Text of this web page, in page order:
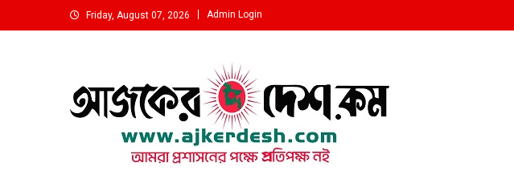
to
Friday, August 07, 2026 Admin Login